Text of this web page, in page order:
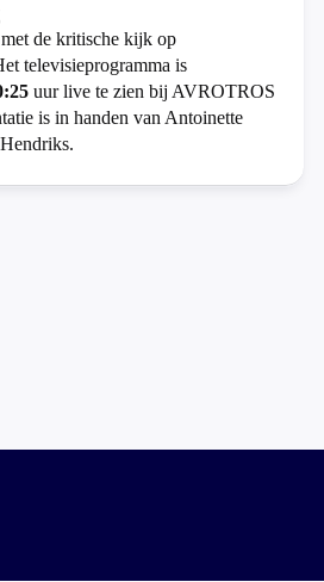
de kritische kijk op
televisieprogramma is
uur live te zien bij AVROTROS
is in handen van Antoinette